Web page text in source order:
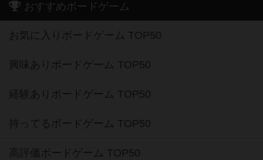
おすすめボードゲーム
お気に入りボードゲーム TOP50
興味ありボードゲーム TOP50
経験ありボードゲーム TOP50
持ってるボードゲーム TOP50
高評価ボードゲーム TOP50